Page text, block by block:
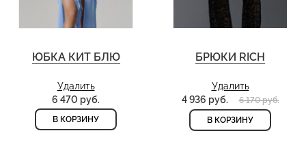
ЮБКА КИТ БЛЮ
Удалить
6 470 руб.
В КОРЗИНУ
БРЮКИ RICH
Удалить
4 936 руб.
6 170 руб.
В КОРЗИНУ